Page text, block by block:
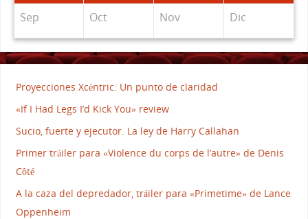
Sep Oct Nov Dic
Proyecciones Xcèntric: Un punto de claridad
«If I Had Legs I’d Kick You» review
Sucio, fuerte y ejecutor. La ley de Harry Callahan
Primer tráiler para «Violence du corps de l’autre» de Denis
Côté
A la caza del depredador, tráiler para «Primetime» de Lance
Oppenheim